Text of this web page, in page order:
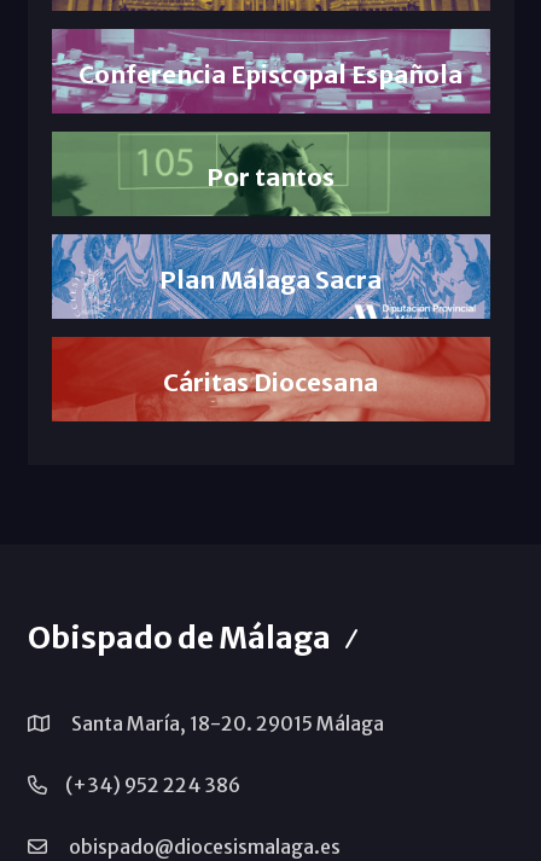
Conferencia Episcopal Española
Por tantos
Plan Málaga Sacra
Cáritas Diocesana
Obispado de Málaga
Santa María, 18-20. 29015 Málaga
(+34) 952 224 386
obispado@diocesismalaga.es